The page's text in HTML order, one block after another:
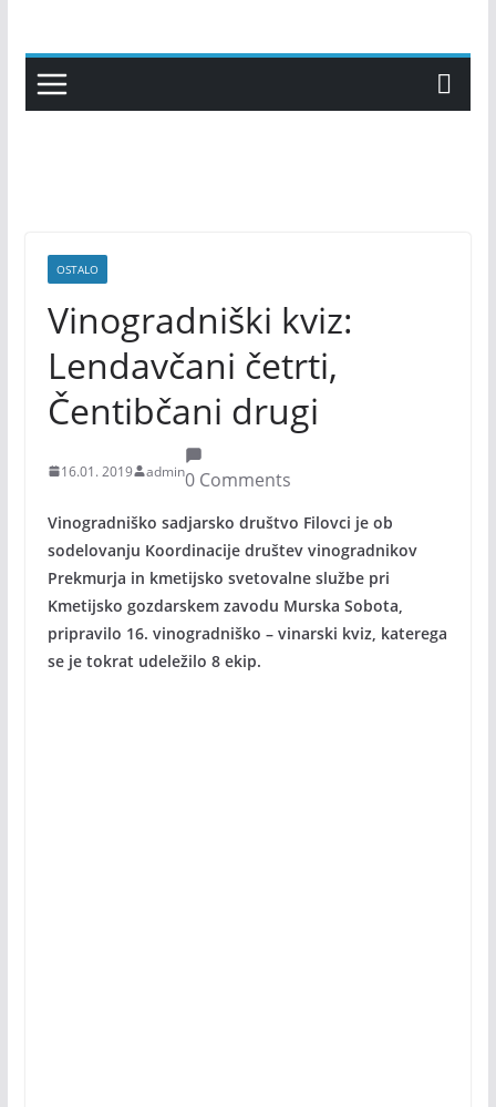
content
OSTALO
Vinogradniški kviz:
Lendavčani četrti,
Čentibčani drugi
16.01. 2019 admin0 Comments
Vinogradniško sadjarsko društvo Filovci je ob
sodelovanju Koordinacije društev vinogradnikov
Prekmurja in kmetijsko svetovalne službe pri
Kmetijsko gozdarskem zavodu Murska Sobota,
pripravilo 16. vinogradniško – vinarski kviz, katerega
se je tokrat udeležilo 8 ekip.